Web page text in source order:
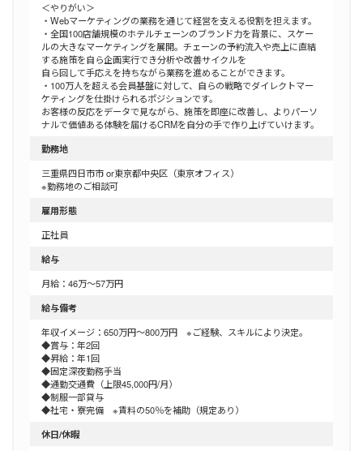
＜やりがい＞
・Webマーケティングの業務を通じて経営を支える役割を担えます。
・全国100店舗規模のホテルチェーンのブランド力を背景に、スケー
ルの大きなマーケティングを展開。チェーンの予約流入や売上に直結
する施策を自ら企画実行でき分析や改善サイクルを
自ら回して手応えを持ちながら業務を進めることができます。
・100万人を超える会員基盤に対して、自らの戦略でダイレクトマー
ケティングを仕掛けられるポジションです。
お客様の反応をデータで見ながら、施策を即座に改善し、よりパーソ
ナルで価値ある体験を届けるCRMを自分の手で作り上げていけます。
勤務地
三重県四日市市 or東京都中央区（東京オフィス）
※勤務地のご相談可
雇用形態
正社員
給与
月給：46万～57万円
給与備考
年収イメージ：650万円〜800万円 ※ご経験、スキルにより決定。
◆賞与：年2回
◆昇給：年1回
◆固定深夜勤務手当
◆通勤交通費（上限45,000円/月）
◆制服一部貸与
◆社宅・寮完備 ※賃料の50％を補助（規定あり）
休日/休暇